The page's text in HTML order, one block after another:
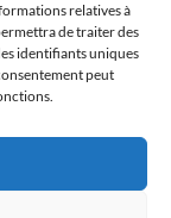
relatives à
de traiter des
identifiants uniques
peut